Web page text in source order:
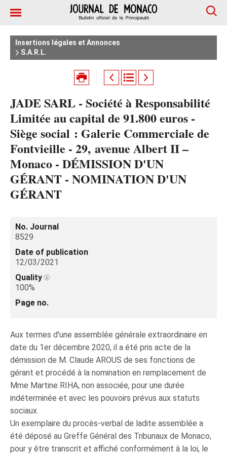
Insertions légales et Annonces
S.A.R.L.
JADE SARL - Société à Responsabilité
Limitée au capital de 91.800 euros -
Siège social : Galerie Commerciale de
Fontvieille - 29, avenue Albert II –
Monaco - DÉMISSION D'UN
GÉRANT - NOMINATION D'UN
GÉRANT
No. Journal
8529
Date of publication
12/03/2021
Quality
100%
Page no.
Aux termes d'une assemblée générale extraordinaire en
date du 1er décembre 2020, il a été pris acte de la
démission de M. Claude AROUS de ses fonctions de
gérant et procédé à la nomination en remplacement de
Mme Martine RIHA, non associée, pour une durée
indéterminée et avec les pouvoirs prévus aux statuts
sociaux.
Un exemplaire du procès-verbal de ladite assemblée a
été déposé au Greffe Général des Tribunaux de Monaco,
pour y être transcrit et affiché conformément à la loi, le